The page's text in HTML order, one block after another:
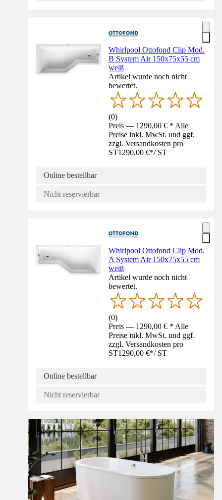
Whirlpool Ottofond Clip Mod.
B System Air 150x75x55 cm
weiß
Artikel wurde noch nicht
bewertet.
(0)
Preis — 1290,00 € * Alle
Preise inkl. MwSt. und ggf.
zzgl. Versandkosten pro
ST1290,00 €*/ ST
Online bestellbar
Nicht reservierbar
Whirlpool Ottofond Clip Mod.
A System Air 150x75x55 cm
weiß
Artikel wurde noch nicht
bewertet.
(0)
Preis — 1290,00 € * Alle
Preise inkl. MwSt. und ggf.
zzgl. Versandkosten pro
ST1290,00 €*/ ST
Online bestellbar
Nicht reservierbar
Ratgeber